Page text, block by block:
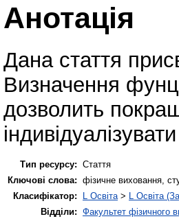
Анотація
Дана стаття
Визначення
дозволить
Тип ресурсу: Стаття
Ключові слова: фізичне виховання,
Класифікатор:
L Освіта > L Освіта
Відділи: Факультет фізичного